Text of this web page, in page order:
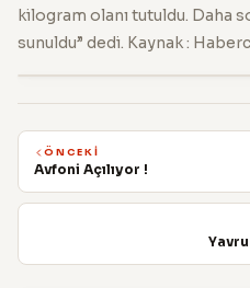
kilogram olanı tutuldu. Daha
sunuldu” dedi. Kaynak :
ÖNCEKI
Avfoni Açılıyor !